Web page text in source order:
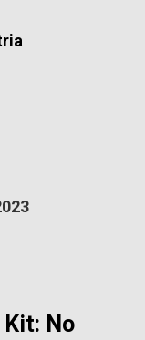
No